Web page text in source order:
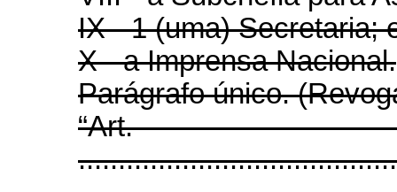
IX - 1 (uma) Secretaria;
X - a Imprensa Nacional.
Parágrafo único.